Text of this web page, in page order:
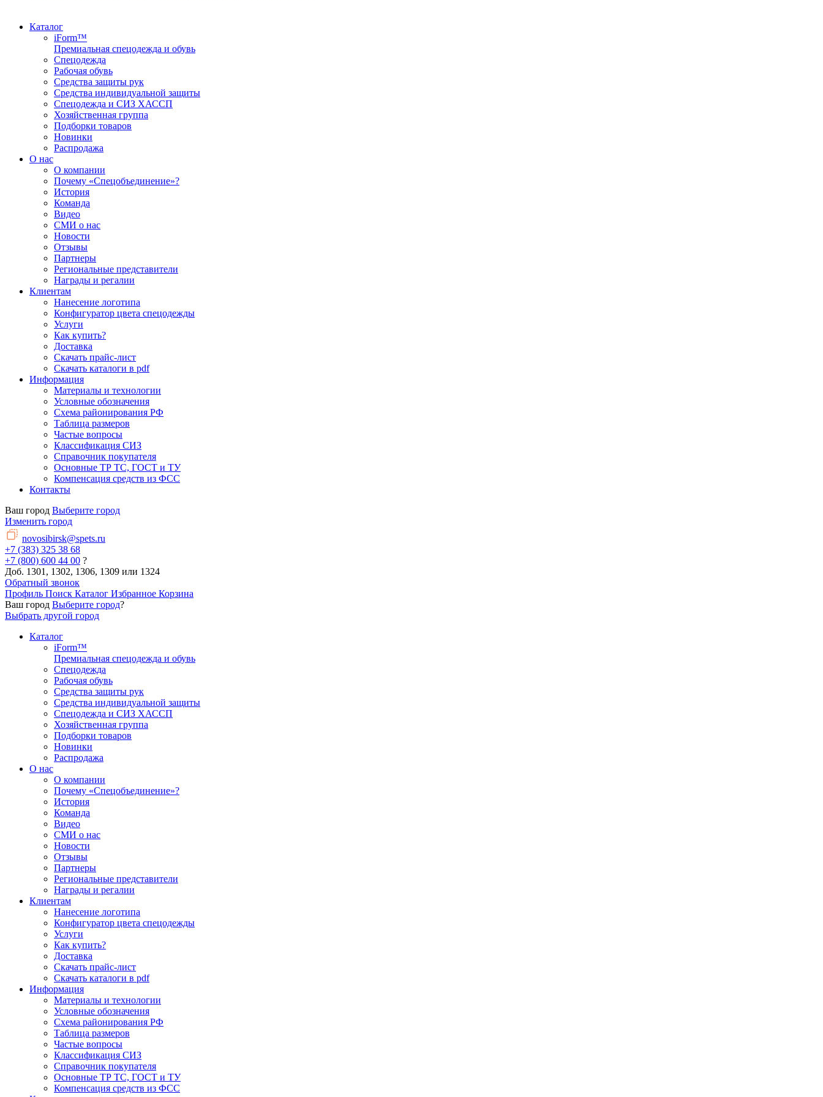
Каталог
iForm™
Премиальная спецодежда и обувь
Спецодежда
Рабочая обувь
Средства защиты рук
Средства индивидуальной защиты
Спецодежда и СИЗ ХАССП
Хозяйственная группа
Подборки товаров
Новинки
Распродажа
О нас
О компании
Почему «Спецобъединение»?
История
Команда
Видео
СМИ о нас
Новости
Отзывы
Партнеры
Региональные представители
Награды и регалии
Клиентам
Нанесение логотипа
Конфигуратор цвета спецодежды
Услуги
Как купить?
Доставка
Скачать прайс-лист
Скачать каталоги в pdf
Информация
Материалы и технологии
Условные обозначения
Схема районирования РФ
Таблица размеров
Частые вопросы
Классификация СИЗ
Справочник покупателя
Основные ТР ТС, ГОСТ и ТУ
Компенсация средств из ФСС
Контакты
Ваш город Выберите город
Изменить город
novosibirsk@spets.ru
+7 (383) 325 38 68
+7 (800) 600 44 00 ?
Доб. 1301, 1302, 1306, 1309 или 1324
Обратный звонок
Профиль Поиск Каталог Избранное Корзина
Ваш город Выберите город?
Выбрать другой город
Каталог
iForm™
Премиальная спецодежда и обувь
Спецодежда
Рабочая обувь
Средства защиты рук
Средства индивидуальной защиты
Спецодежда и СИЗ ХАССП
Хозяйственная группа
Подборки товаров
Новинки
Распродажа
О нас
О компании
Почему «Спецобъединение»?
История
Команда
Видео
СМИ о нас
Новости
Отзывы
Партнеры
Региональные представители
Награды и регалии
Клиентам
Нанесение логотипа
Конфигуратор цвета спецодежды
Услуги
Как купить?
Доставка
Скачать прайс-лист
Скачать каталоги в pdf
Информация
Материалы и технологии
Условные обозначения
Схема районирования РФ
Таблица размеров
Частые вопросы
Классификация СИЗ
Справочник покупателя
Основные ТР ТС, ГОСТ и ТУ
Компенсация средств из ФСС